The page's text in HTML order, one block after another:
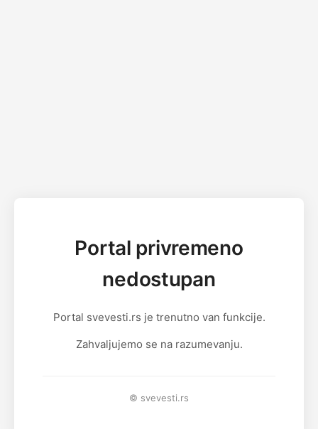
Portal privremeno
nedostupan
Portal svevesti.rs je trenutno van funkcije.
Zahvaljujemo se na razumevanju.
© svevesti.rs